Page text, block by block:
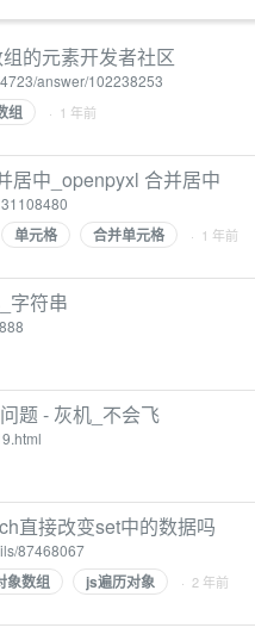
的元素开发者社区
answer/102238253
组 · 1 年前
居中_openpyxl 合并居中
单元格 合并单元格 · 1 年前
字符串
题 - 灰机_不会飞
直接改变set中的数据吗
87468067
象数组 js遍历对象 · 2 年前